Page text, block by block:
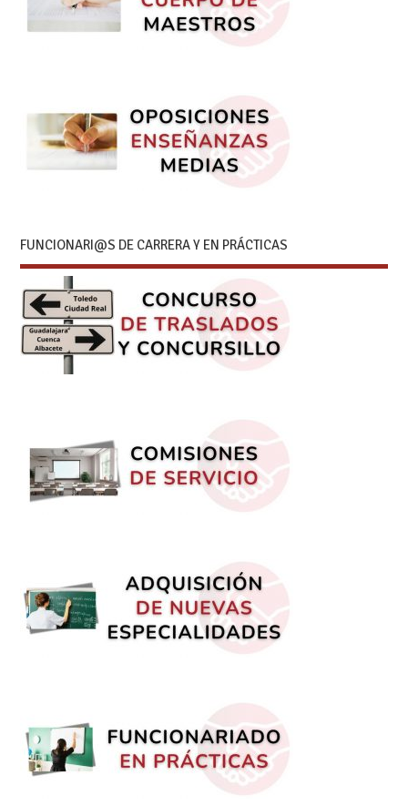
FUNCIONARI@S DE CARRERA Y EN PRÁCTICAS